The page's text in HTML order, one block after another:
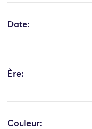
Date:
Ère:
Couleur: